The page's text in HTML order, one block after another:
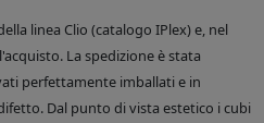
linea Clio (catalogo IPlex) e, nel
La spedizione è stata
perfettamente imballati e in
Dal punto di vista estetico i cubi